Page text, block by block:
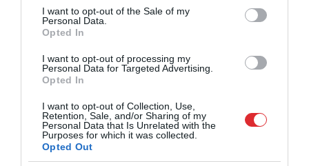
consent section.
I want to opt-out of the Sale of my
Personal Data.
Opted In
I want to opt-out of processing my
Personal Data for Targeted Advertising.
Opted In
I want to opt-out of Collection, Use,
Retention, Sale, and/or Sharing of my
Personal Data that Is Unrelated with the
Purposes for which it was collected.
Opted Out
Preses klubs 5. septembris, 2024, 1. daļa
pirms 1 gada
Pilnais raidījums